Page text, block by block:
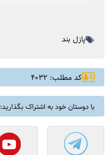
پازل بند
کد مطلب: ۴۰۳۲
با دوستان خود به اشتراک بگذارید: